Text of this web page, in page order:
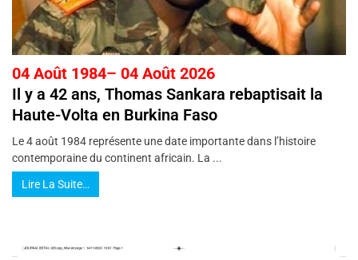
04 Août 1984– 04 Août 2026
Il y a 42 ans, Thomas Sankara rebaptisait la
Haute-Volta en Burkina Faso
Le 4 août 1984 représente une date importante dans l’histoire
contemporaine du continent africain. La ...
Lire La Suite…